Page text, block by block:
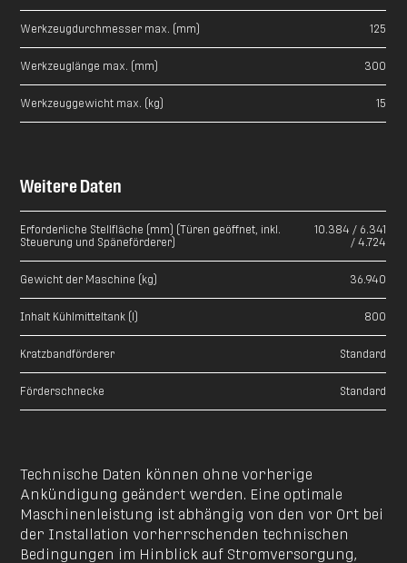
Werkzeugdurchmesser max. (mm) 125
Werkzeuglänge max. (mm) 300
Werkzeuggewicht max. (kg) 15
Weitere Daten
Erforderliche Stellfläche (mm) (Türen geöffnet, inkl.
Steuerung und Späneförderer)
10.384 / 6.341
/ 4.724
Gewicht der Maschine (kg) 36.940
Inhalt Kühlmitteltank (l) 800
Kratzbandförderer Standard
Förderschnecke Standard
Technische Daten können ohne vorherige
Ankündigung geändert werden. Eine optimale
Maschinenleistung ist abhängig von den vor Ort bei
der Installation vorherrschenden technischen
Bedingungen im Hinblick auf Stromversorgung,